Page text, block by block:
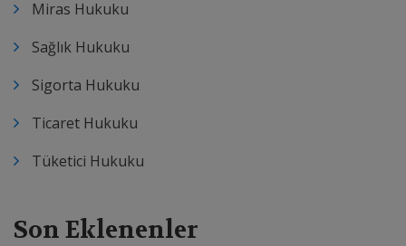
Miras Hukuku
Sağlık Hukuku
Sigorta Hukuku
Ticaret Hukuku
Tüketici Hukuku
Son Eklenenler